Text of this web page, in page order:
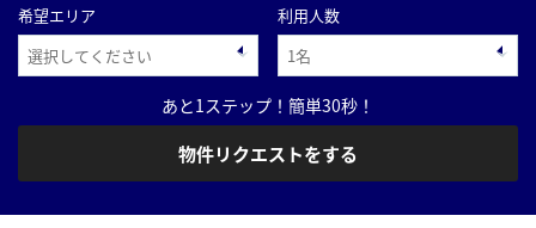
希望エリア
利用人数
あと1ステップ！簡単30秒！
物件リクエストをする